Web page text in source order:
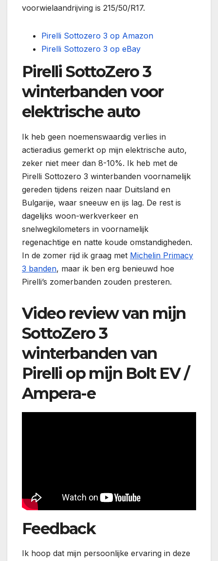
voorwielaandrijving is 215/50/R17.
Pirelli Sottozero 3 op Amazon
Pirelli Sottozero 3 op eBay
Pirelli SottoZero 3
winterbanden voor
elektrische auto
Ik heb geen noemenswaardig verlies in
actieradius gemerkt op mijn elektrische auto,
zeker niet meer dan 8-10%. Ik heb met de
Pirelli Sottozero 3 winterbanden voornamelijk
gereden tijdens reizen naar Duitsland en
Bulgarije, waar sneeuw en ijs lag. De rest is
dagelijks woon-werkverkeer en
snelwegkilometers in voornamelijk
regenachtige en natte koude omstandigheden.
In de zomer rijd ik graag met Michelin Primacy
3 banden, maar ik ben erg benieuwd hoe
Pirelli’s zomerbanden zouden presteren.
Video review van mijn
SottoZero 3
winterbanden van
Pirelli op mijn Bolt EV /
Ampera-e
Feedback
Ik hoop dat mijn persoonlijke ervaring in deze